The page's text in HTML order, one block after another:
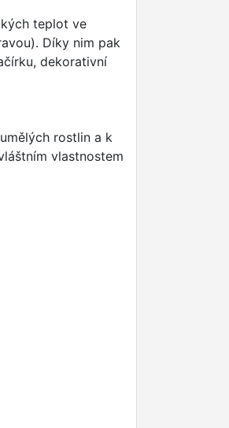
teplot ve
Díky nim pak
dekorativní
rostlin a k
vlastnostem